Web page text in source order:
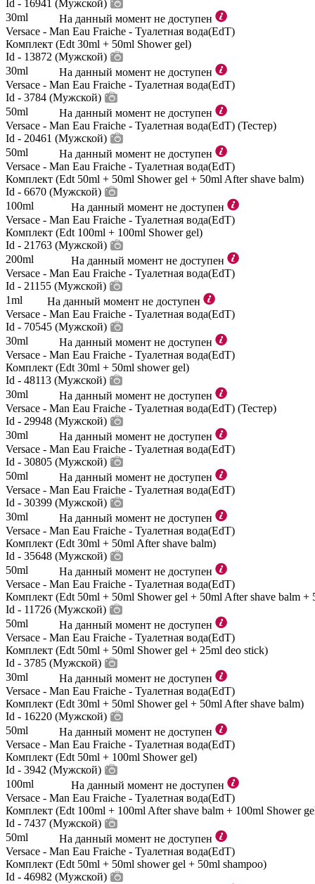
Id - 16941 (Мужской)
30ml
На данный момент не доступен
Versace - Man Eau Fraiche - Туалетная вода(EdT)
Комплект (Edt 30ml + 50ml Shower gel)
Id - 13872 (Мужской)
30ml
На данный момент не доступен
Versace - Man Eau Fraiche - Туалетная вода(EdT)
Id - 3784 (Мужской)
50ml
На данный момент не доступен
Versace - Man Eau Fraiche - Туалетная вода(EdT) (Тестер)
Id - 20461 (Мужской)
50ml
На данный момент не доступен
Versace - Man Eau Fraiche - Туалетная вода(EdT)
Комплект (Edt 50ml + 50ml Shower gel + 50ml After shave balm)
Id - 6670 (Мужской)
100ml
На данный момент не доступен
Versace - Man Eau Fraiche - Туалетная вода(EdT)
Комплект (Edt 100ml + 100ml Shower gel)
Id - 21763 (Мужской)
200ml
На данный момент не доступен
Versace - Man Eau Fraiche - Туалетная вода(EdT)
Id - 21155 (Мужской)
1ml
На данный момент не доступен
Versace - Man Eau Fraiche - Туалетная вода(EdT)
Id - 70545 (Мужской)
30ml
На данный момент не доступен
Versace - Man Eau Fraiche - Туалетная вода(EdT)
Комплект (Edt 30ml + 50ml shower gel)
Id - 48113 (Мужской)
30ml
На данный момент не доступен
Versace - Man Eau Fraiche - Туалетная вода(EdT) (Тестер)
Id - 29948 (Мужской)
30ml
На данный момент не доступен
Versace - Man Eau Fraiche - Туалетная вода(EdT)
Id - 30805 (Мужской)
50ml
На данный момент не доступен
Versace - Man Eau Fraiche - Туалетная вода(EdT)
Id - 30399 (Мужской)
30ml
На данный момент не доступен
Versace - Man Eau Fraiche - Туалетная вода(EdT)
Комплект (Edt 30ml + 50ml After shave balm)
Id - 35648 (Мужской)
50ml
На данный момент не доступен
Versace - Man Eau Fraiche - Туалетная вода(EdT)
Комплект (Edt 50ml + 50ml Shower gel + 50ml After shave balm +
Id - 11726 (Мужской)
50ml
На данный момент не доступен
Versace - Man Eau Fraiche - Туалетная вода(EdT)
Комплект (Edt 50ml + 50ml Shower gel + 25ml deo stick)
Id - 3785 (Мужской)
30ml
На данный момент не доступен
Versace - Man Eau Fraiche - Туалетная вода(EdT)
Комплект (Edt 30ml + 50ml Shower gel + 50ml After shave balm)
Id - 16220 (Мужской)
50ml
На данный момент не доступен
Versace - Man Eau Fraiche - Туалетная вода(EdT)
Комплект (Edt 50ml + 100ml Shower gel)
Id - 3942 (Мужской)
100ml
На данный момент не доступен
Versace - Man Eau Fraiche - Туалетная вода(EdT)
Комплект (Edt 100ml + 100ml After shave balm + 100ml Shower
Id - 7437 (Мужской)
50ml
На данный момент не доступен
Versace - Man Eau Fraiche - Туалетная вода(EdT)
Комплект (Edt 50ml + 50ml shower gel + 50ml shampoo)
Id - 46982 (Мужской)